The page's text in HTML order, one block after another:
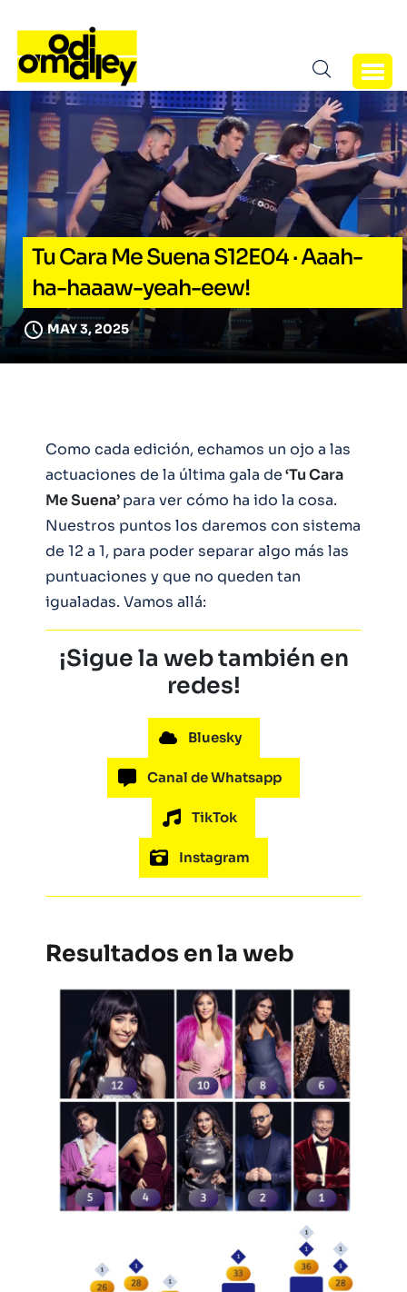
Tu Cara Me Suena S12E04 · Aaah-
ha-haaaw-yeah-eew!
MAY 3, 2025
Como cada edición, echamos un ojo a las
actuaciones de la última gala de‘Tu Cara
Me Suena’para ver cómo ha ido la cosa.
Nuestros puntos los daremos con sistema
de 12 a 1, para poder separar algo más las
puntuaciones y que no queden tan
igualadas. Vamos allá:
¡Sigue la web también en
redes!
Bluesky
Canal de Whatsapp
TikTok
Instagram
Resultados en la web